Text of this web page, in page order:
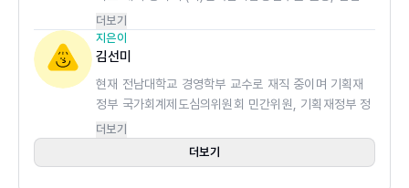
대학교 경영대학 학장, 한국전산회계학회 회장, 광주지
방국세청 국세심사위원 역임하였다. 저서 및 논문으로
는 <EXCEL로 구현해보는 행렬회계>, <회계정보시스
템>, <아하! 회계가 이거구나!>, <Corporate
Financial Disclosure Strategy in the Cyber
더보기
지은이
김선미
현재 전남대학교 경영학부 교수로 재직 중이며 기획재
정부 국가회계제도심의위원회 민간위원, 기획재정부 정
책성과평가위원회 민간위원, 기획재정부 공공기관 평가
위원, 행정안전부 지방세발전위원회 위원으로 활동하였
고, 한국연구재단/한국공인회계사회/한국회계정보학회
더보기
더보기